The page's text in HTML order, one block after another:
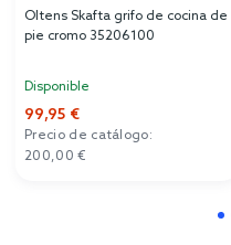
Oltens Skafta grifo de cocina de
pie cromo 35206100
Disponible
99,95 €
Precio de catálogo:
200,00 €